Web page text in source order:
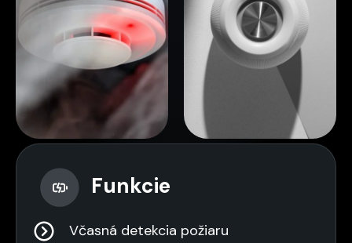
Funkcie
Včasná detekcia požiaru